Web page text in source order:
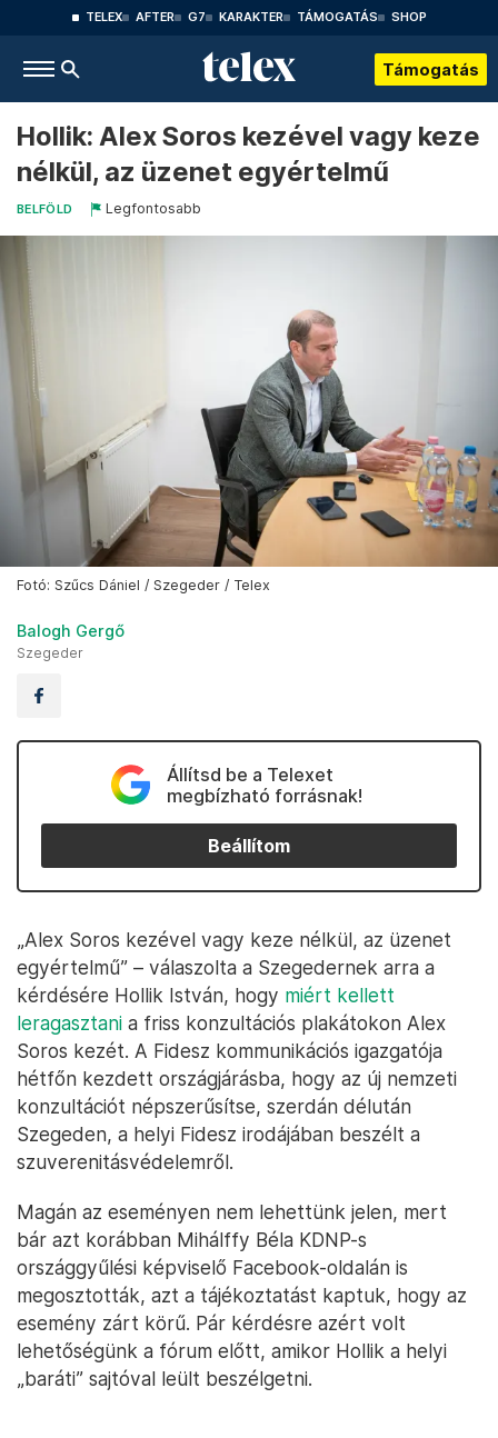
TELEX AFTER G7 KARAKTER TÁMOGATÁS SHOP
Támogatás
Hollik: Alex Soros kezével vagy keze
nélkül, az üzenet egyértelmű
BELFÖLD Legfontosabb
Fotó: Szűcs Dániel / Szegeder / Telex
Balogh Gergő
Szegeder
Állítsd be a Telexet
megbízható forrásnak!
Beállítom
„Alex Soros kezével vagy keze nélkül, az üzenet
egyértelmű” – válaszolta a Szegedernek arra a
kérdésére Hollik István, hogy miért kellett
leragasztani a friss konzultációs plakátokon Alex
Soros kezét. A Fidesz kommunikációs igazgatója
hétfőn kezdett országjárásba, hogy az új nemzeti
konzultációt népszerűsítse, szerdán délután
Szegeden, a helyi Fidesz irodájában beszélt a
szuverenitásvédelemről.
Magán az eseményen nem lehettünk jelen, mert
bár azt korábban Mihálffy Béla KDNP-s
országgyűlési képviselő Facebook-oldalán is
megosztották, azt a tájékoztatást kaptuk, hogy az
esemény zárt körű. Pár kérdésre azért volt
lehetőségünk a fórum előtt, amikor Hollik a helyi
„baráti” sajtóval leült beszélgetni.